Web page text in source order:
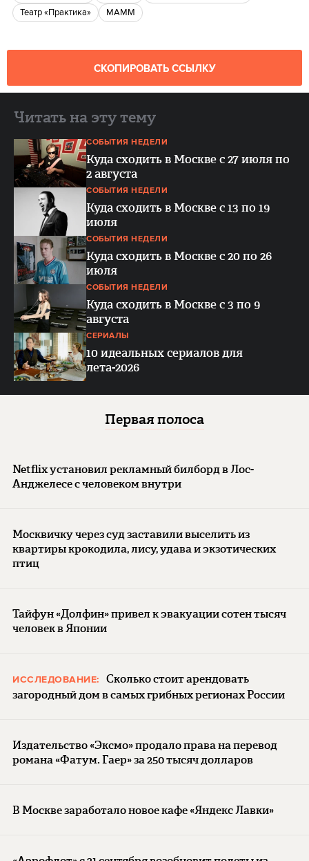
Театр «Практика»
МАММ
СКОПИРОВАТЬ ССЫЛКУ
Читать на эту тему
СОБЫТИЯ НЕДЕЛИ
Куда сходить в Москве с 27 июля по
2 августа
СОБЫТИЯ НЕДЕЛИ
Куда сходить в Москве с 13 по 19
июля
СОБЫТИЯ НЕДЕЛИ
Куда сходить в Москве с 20 по 26
июля
СОБЫТИЯ НЕДЕЛИ
Куда сходить в Москве с 3 по 9
августа
СЕРИАЛЫ
10 идеальных сериалов для
лета-2026
Первая полоса
Netflix установил рекламный билборд в Лос-
Анджелесе с человеком внутри
Москвичку через суд заставили выселить из
квартиры крокодила, лису, удава и экзотических
птиц
Тайфун «Долфин» привел к эвакуации сотен тысяч
человек в Японии
ИССЛЕДОВАНИЕ:
Сколько стоит арендовать
загородный дом в самых грибных регионах России
Издательство «Эксмо» продало права на перевод
романа «Фатум. Гаер» за 250 тысяч долларов
В Москве заработало новое кафе «Яндекс Лавки»